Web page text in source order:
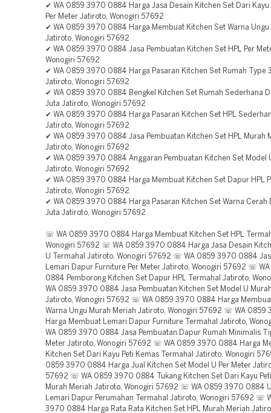
✔ WA 0859 3970 0884 Harga Jasa Desain Kitchen Set Dari Kayu
Per Meter Jatiroto, Wonogiri 57692
✔ WA 0859 3970 0884 Harga Membuat Kitchen Set Warna Ungu
Jatiroto, Wonogiri 57692
✔ WA 0859 3970 0884 Jasa Pembuatan Kitchen Set HPL Per
Wonogiri 57692
✔ WA 0859 3970 0884 Harga Pasaran Kitchen Set Rumah Type
Jatiroto, Wonogiri 57692
✔ WA 0859 3970 0884 Bengkel Kitchen Set Rumah Sederhana
Juta Jatiroto, Wonogiri 57692
✔ WA 0859 3970 0884 Harga Pasaran Kitchen Set HPL
Jatiroto, Wonogiri 57692
✔ WA 0859 3970 0884 Jasa Pembuatan Kitchen Set HPL Murah
Jatiroto, Wonogiri 57692
✔ WA 0859 3970 0884 Anggaran Pembuatan Kitchen Set Model
Jatiroto, Wonogiri 57692
✔ WA 0859 3970 0884 Harga Membuat Kitchen Set Dapur HPL
Jatiroto, Wonogiri 57692
✔ WA 0859 3970 0884 Harga Pasaran Kitchen Set Warna Cerah
Juta Jatiroto, Wonogiri 57692
☏ WA 0859 3970 0884 Harga Membuat Kitchen Set HPL
Wonogiri 57692 ☏ WA 0859 3970 0884 Harga Jasa Desain
U Termahal Jatiroto, Wonogiri 57692 ☏ WA 0859 3970 0884
Lemari Dapur Furniture Per Meter Jatiroto, Wonogiri 57692 ☏
0884 Pemborong Kitchen Set Dapur HPL Termahal Jatiroto,
WA 0859 3970 0884 Jasa Pembuatan Kitchen Set Model U
Jatiroto, Wonogiri 57692 ☏ WA 0859 3970 0884 Harga
Warna Ungu Murah Meriah Jatiroto, Wonogiri 57692 ☏ WA 0859
Harga Membuat Lemari Dapur Furniture Termahal Jatiroto,
WA 0859 3970 0884 Jasa Pembuatan Dapur Rumah Minimalis
Meter Jatiroto, Wonogiri 57692 ☏ WA 0859 3970 0884 Harga
Kitchen Set Dari Kayu Peti Kemas Termahal Jatiroto, Wonogiri
0859 3970 0884 Harga Jual Kitchen Set Model U Per Meter
57692 ☏ WA 0859 3970 0884 Tukang Kitchen Set Dari Kayu
Murah Meriah Jatiroto, Wonogiri 57692 ☏ WA 0859 3970 0884
Lemari Dapur Perumahan Termahal Jatiroto, Wonogiri 57692 ☏
3970 0884 Harga Rata Rata Kitchen Set HPL Murah Meriah